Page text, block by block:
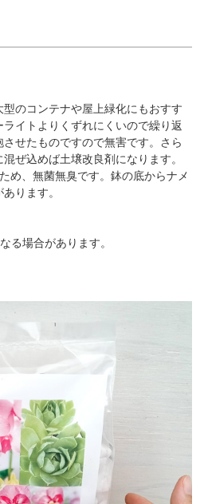
のコンテナや屋上緑化にもおすす
イトよりくずれにくいので繰り返
せたものですので無害です。さら
ぜ込めば土壌改良剤になります。
、無菌無臭です。鉢の底からナメ
ります。
る場合があります。